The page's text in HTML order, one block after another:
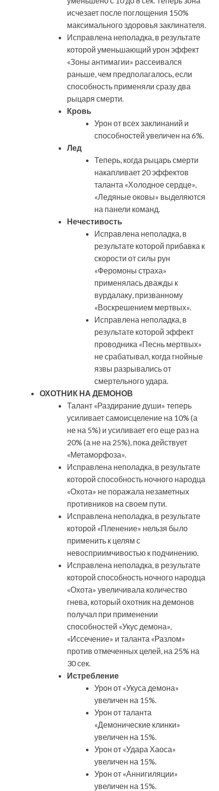
исчезает после поглощения 150%
максимального здоровья заклинателя.
Исправлена неполадка, в результате
которой уменьшающий урон эффект
«Зоны антимагии» рассеивался
раньше, чем предполагалось, если
способность применяли сразу два
рыцаря смерти.
Кровь
Урон от всех заклинаний и
способностей увеличен на 6%.
Лед
Теперь, когда рыцарь смерти
накапливает 20 эффектов
таланта «Холодное сердце»,
«Ледяные оковы» выделяются
на панели команд.
Нечестивость
Исправлена неполадка, в
результате которой прибавка к
скорости от силы рун
«Феромоны страха»
применялась дважды к
вурдалаку, призванному
«Воскрешением мертвых».
Исправлена неполадка, в
результате которой эффект
проводника «Песнь мертвых»
не срабатывал, когда гнойные
язвы разрывались от
смертельного удара.
ОХОТНИК НА ДЕМОНОВ
Талант «Раздирание души» теперь
усиливает самоисцеление на 10% (а
не на 5%) и усиливает его еще раз на
20% (а не на 25%), пока действует
«Метаморфоза».
Исправлена неполадка, в результате
которой способность ночного народца
«Охота» не поражала незаметных
противников на своем пути.
Исправлена неполадка, в результате
которой «Пленение» нельзя было
применить к целям с
невосприимчивостью к подчинению.
Исправлена неполадка, в результате
которой способность ночного народца
«Охота» увеличивала количество
гнева, который охотник на демонов
получал при применении
способностей «Укус демона»,
«Иссечение» и таланта «Разлом»
против отмеченных целей, на 25% на
30 сек.
Истребление
Урон от «Укуса демона»
увеличен на 15%.
Урон от таланта
«Демонические клинки»
увеличен на 15%.
Урон от «Удара Хаоса»
увеличен на 15%.
Урон от «Аннигиляции»
увеличен на 15%.